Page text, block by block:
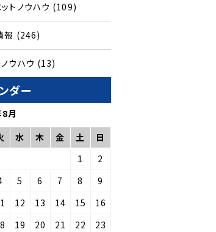
トノウハウ (109)
報 (246)
ウハウ (13)
ダー
月
水 木 金 土
日
1
2
5 6 7 8
9
12 13 14 15
16
19 20 21 22
23